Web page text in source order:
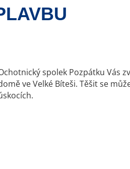
spolek Pozpátku Vás
ve Velké Bíteši. Těšit se